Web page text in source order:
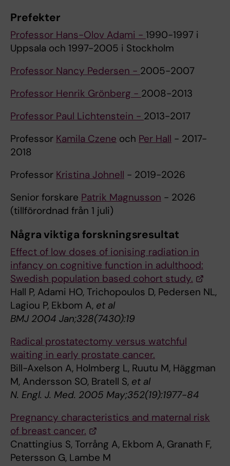
Prefekter
Professor Hans-Olov Adami - 1990-1997 i
Uppsala och 1997-2005 i Stockholm
Professor Nancy Pedersen - 2005-2007
Professor Henrik Grönberg - 2008-2013
Professor Paul Lichtenstein - 2013-2017
Professor Kamila Czene och Per Hall - 2017-
2018
Professor Kristina Johnell - 2019-2026
Senior forskare Patrik Magnusson - 2026
(tillförordnad från 1 juli)
Några viktiga forskningsresultat
Effect of low doses of ionising radiation in
infancy on cognitive function in adulthood:
Swedish population based cohort study.
Hall P, Adami HO, Trichopoulos D, Pedersen NL,
Lagiou P, Ekbom A, et al
BMJ 2004 Jan;328(7430):19
Radical prostatectomy versus watchful
waiting in early prostate cancer.
Bill-Axelson A, Holmberg L, Ruutu M, Häggman
M, Andersson SO, Bratell S, et al
N. Engl. J. Med. 2005 May;352(19):1977-84
Pregnancy characteristics and maternal risk
of breast cancer.
Cnattingius S, Torrång A, Ekbom A, Granath F,
Petersson G, Lambe M